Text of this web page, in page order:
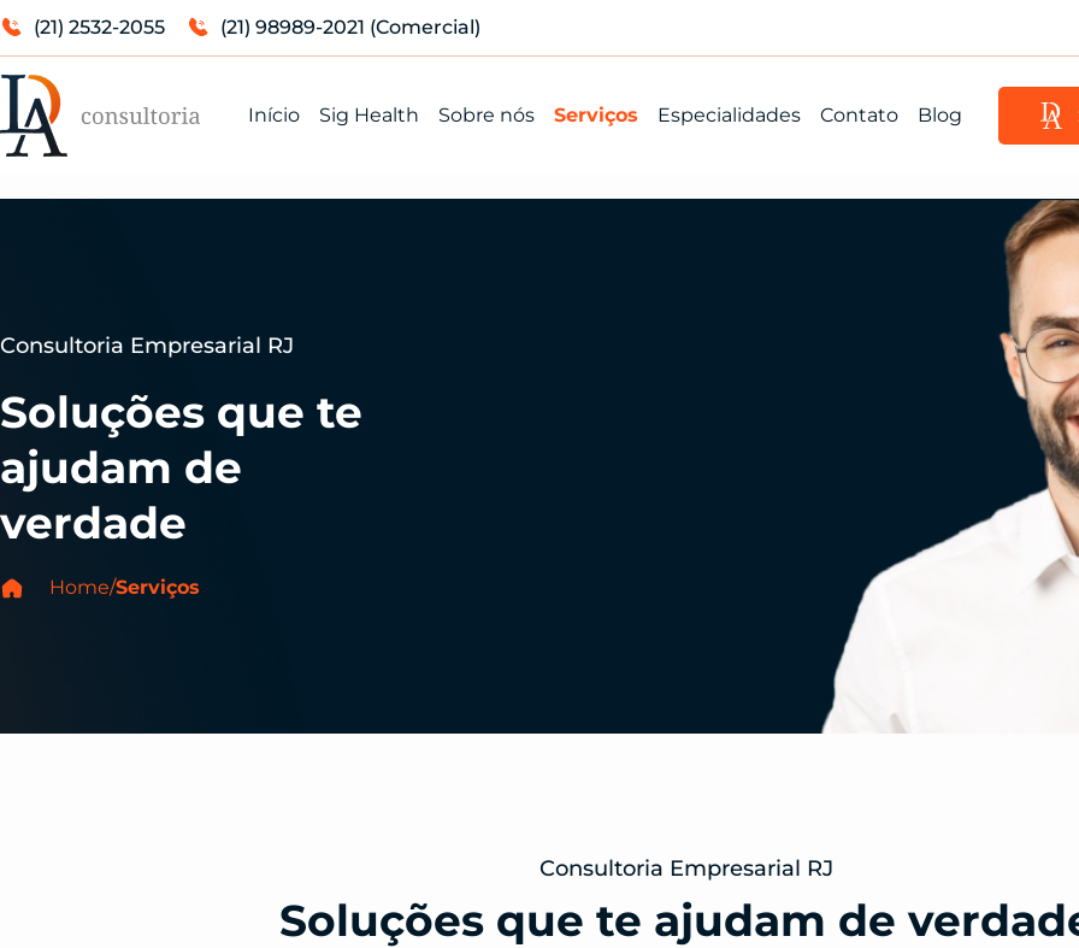
(21) 2532-2055 (21) 98989-2021 (Comercial)
Início Sig Health Sobre nós Serviços Especialidades Contato Blog
Consultoria Empresarial RJ
Soluções que te
ajudam de
verdade
Home/Serviços
Consultoria Empresarial RJ
Soluções que te ajudam de